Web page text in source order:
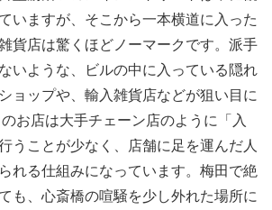
いますが、そこから一本横道に入った
貨店は驚くほどノーマークです。派手
いような、ビルの中に入っている隠れ
ョップや、輸入雑貨店などが狙い目に
お店は大手チェーン店のように「入
うことが少なく、店舗に足を運んだ人
れる仕組みになっています。梅田で絶
も、心斎橋の喧騒を少し外れた場所に